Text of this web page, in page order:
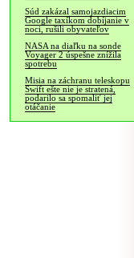
Súd zakázal samojazdiacim
Google taxíkom dobíjanie v
noci, rušili obyvateľov
NASA na diaľku na sonde
Voyager 2 úspešne znížila
spotrebu
Misia na záchranu teleskopu
Swift ešte nie je stratená,
podarilo sa spomaliť jej
otáčanie